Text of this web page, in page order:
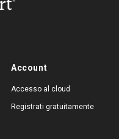
Account
Accesso al cloud
Registrati gratuitamente